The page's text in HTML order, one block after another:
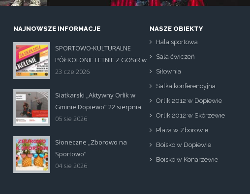
NAJNOWSZE INFORMACJE
plakat.jpg
SPORTOWO-KULTURALNE
PÓŁKOLONIE LETNIE Z GOSiR w
DOPIEWIE
23 cze 2026
siatka_poziom.jpg
Siatkarski „Aktywny Orlik w
Gminie Dopiewo” 22 sierpnia
05 sie 2026
ikona_zborowo_na_sportowo.jpg
Słoneczne „Zborowo na
Sportowo”
04 sie 2026
NASZE OBIEKTY
Hala sportowa
Sala ćwiczeń
Siłownia
Salka konferencyjna
Orlik 2012 w Dopiewie
Orlik 2012 w Skórzewie
Plaża w Zborowie
Boisko w Dopiewie
Boisko w Konarzewie